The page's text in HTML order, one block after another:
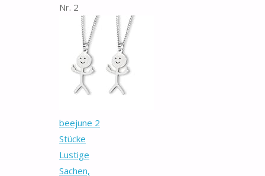
Nr. 2
beejune 2
Stücke
Lustige
Sachen,